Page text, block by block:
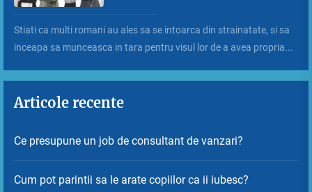
Stiati ca multi romani au ales sa se intoarca din strainatate, si sa
inceapa sa munceasca in tara pentru visul lor de a avea propria...
Articole recente
Ce presupune un job de consultant de vanzari?
Cum pot parintii sa le arate copiilor ca ii iubesc?